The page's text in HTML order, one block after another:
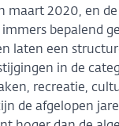
maart 2020, en
immers bepalend
laten een
in de
recreatie,
de afgelopen